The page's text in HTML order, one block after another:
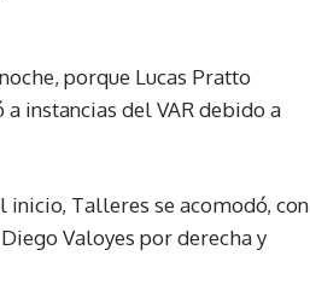
porque Lucas Pratto
instancias del VAR debido a
Talleres se acomodó, con
Valoyes por derecha y